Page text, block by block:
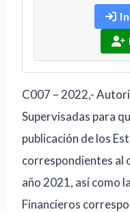
C007 – 2022,-
Supervisadas para
publicación de los
correspondientes al
año 2021, así como
Financieros